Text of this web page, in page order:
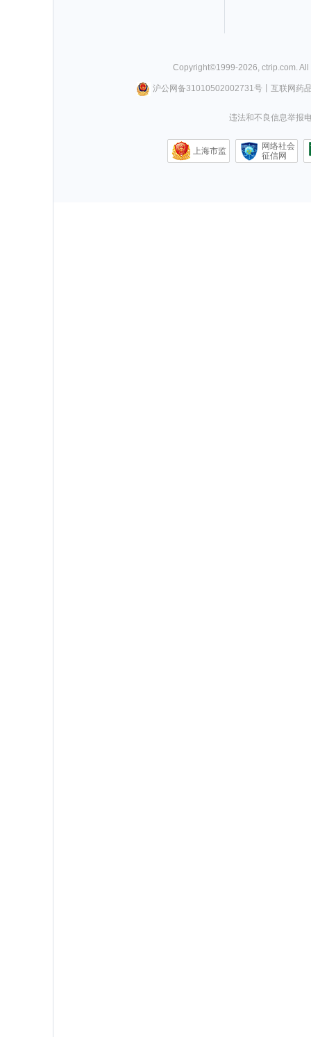
Copyright©1999-2026 ctrip.com .
沪公网备31010502002731号丨 互联网药
违法和不良信息举报
上海市监
网络社会
征信网